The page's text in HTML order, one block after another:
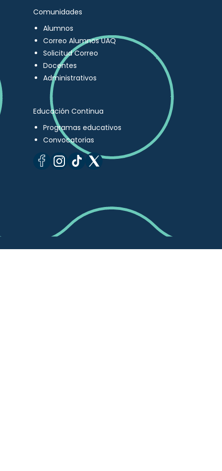
Comunidades
Alumnos
Correo Alumnos UAQ
Solicitud Correo
Docentes
Administrativos
Educación Continua
Programas educativos
Convocatorias